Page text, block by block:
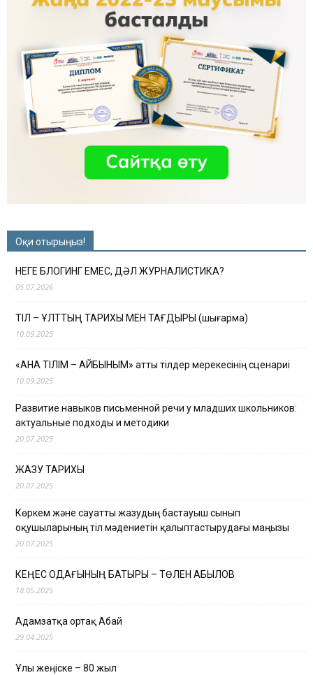
Оқи отырыңыз!
НЕГЕ БЛОГИНГ ЕМЕС, ДӘЛ ЖУРНАЛИСТИКА?
05.07.2026
ТІЛ – ҰЛТТЫҢ ТАРИХЫ МЕН ТАҒДЫРЫ (шығарма)
10.09.2025
«АНА ТІЛІМ – АЙБЫНЫМ» атты тілдер мерекесінің сценариі
10.09.2025
Развитие навыков письменной речи у младших школьников:
актуальные подходы и методики
20.07.2025
ЖАЗУ ТАРИХЫ
20.07.2025
Көркем және сауатты жазудың бастауыш сынып
оқушыларының тіл мәдениетін қалыптастырудағы маңызы
20.07.2025
КЕҢЕС ОДАҒЫНЫҢ БАТЫРЫ – ТӨЛЕН ҚАБЫЛОВ
18.05.2025
Адамзатқа ортақ Абай
29.04.2025
Ұлы жеңіске – 80 жыл